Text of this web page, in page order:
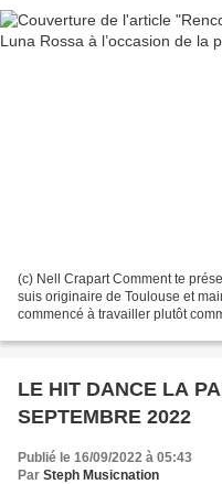
(c) Nell Crapart Comment te
suis originaire de Toulouse et
commencé à travailler plutôt
LE HIT DANCE LA
SEPTEMBRE 2022
Publié le 16/09/2022 à 05:43
Par Steph Musicnation